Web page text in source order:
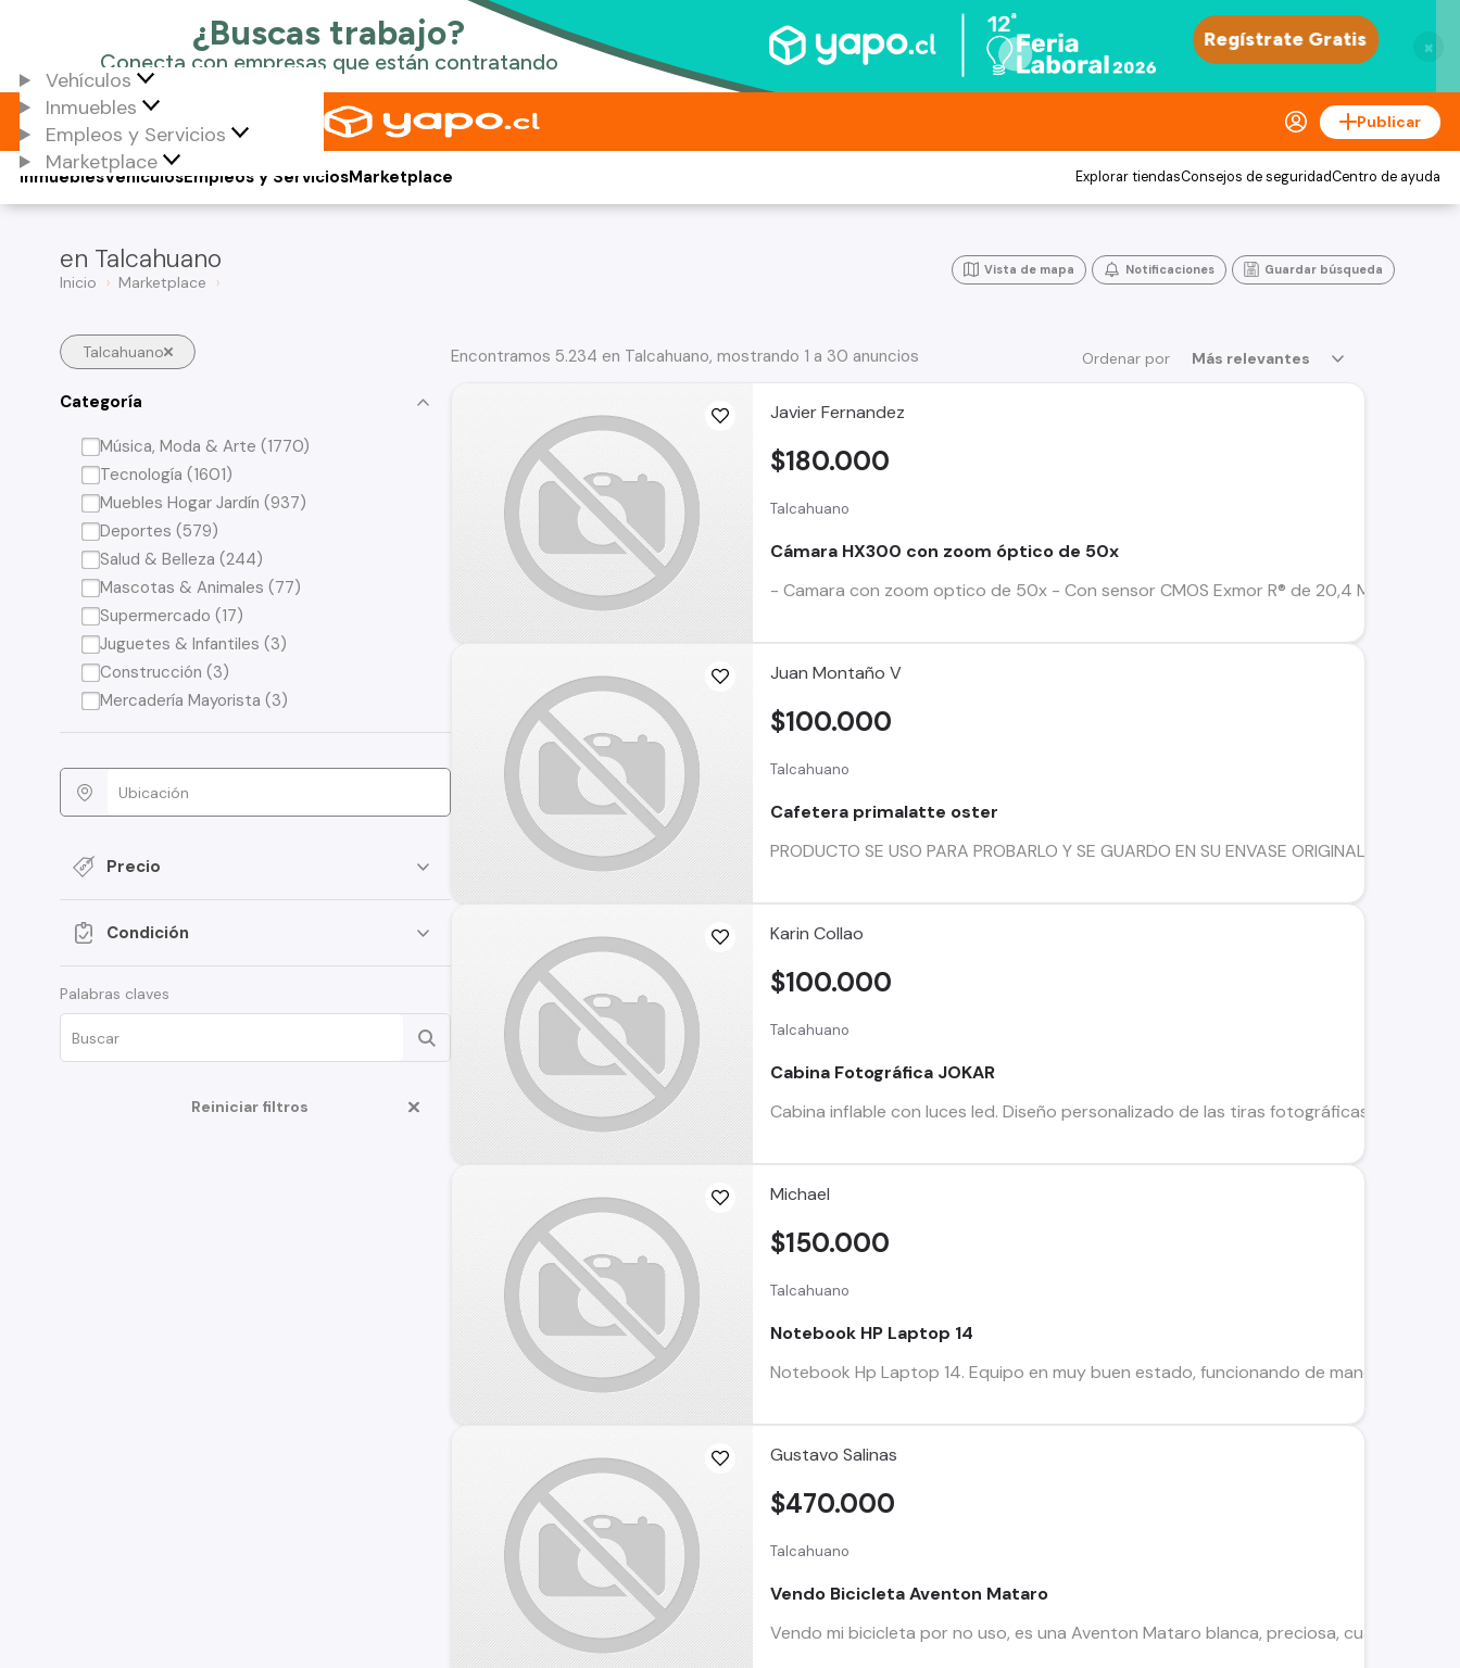
×
Vehículos
Inmuebles
Empleos y Servicios
Marketplace
Publicar
Vehículos
Inmuebles Empleos y ServiciosMarketplace Explorar tiendasConsejos de seguridadCentro de ayuda
en Talcahuano
Inicio Marketplace
Vista de mapa Notificaciones Guardar búsqueda
Talcahuano
Categoría
Música, Moda & Arte (1770)
Tecnología (1601)
Muebles Hogar Jardín (937)
Deportes (579)
Salud & Belleza (244)
Mascotas & Animales (77)
Supermercado (17)
Juguetes & Infantiles (3)
Construcción (3)
Mercadería Mayorista (3)
Precio
Condición
Palabras claves
Reiniciar filtros
Ordenar por Más relevantes
Encontramos 5.234 en Talcahuano, mostrando 1 a 30 anuncios
Javier Fernandez
Talcahuano
Cámara HX300 con zoom óptico de 50x
- Camara con zoom optico de 50x - Con sensor CMOS Exmor R® de 20,4 MP -
$180.000
Juan Montaño V
Talcahuano
Cafetera primalatte oster
PRODUCTO SE USO PARA PROBARLO Y SE GUARDO EN SU ENVASE ORIGINAL.
$100.000
Karin Collao
Talcahuano
Cabina Fotográfica JOKAR
Cabina inflable con luces led. Diseño personalizado de las tiras fotográficas.
$100.000
Michael
Talcahuano
Notebook HP Laptop 14
Notebook Hp Laptop 14. Equipo en muy buen estado, funcionando de manera fluida.
$150.000
Gustavo Salinas
Talcahuano
Vendo Bicicleta Aventon Mataro
Vendo mi bicicleta por no uso, es una Aventon Mataro blanca, preciosa, cuando
$470.000